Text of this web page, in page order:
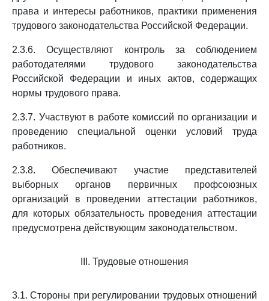
права и интересы работников, практики применения
трудового законодательства Российской Федерации.
2.3.6. Осуществляют контроль за соблюдением
работодателями трудового законодательства
Российской Федерации и иных актов, содержащих
нормы трудового права.
2.3.7. Участвуют в работе комиссий по организации и
проведению специальной оценки условий труда
работников.
2.3.8. Обеспечивают участие представителей
выборных органов первичных профсоюзных
организаций в проведении аттестации работников,
для которых обязательность проведения аттестации
предусмотрена действующим законодательством.
III. Трудовые отношения
3.1. Стороны при регулировании трудовых отношений